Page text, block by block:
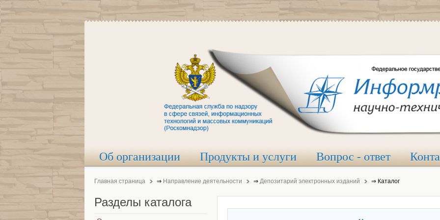
Об организации Продукты и услуги Вопрос - ответ
Главная страница ⇒ Направление деятельности ⇒ Депозитарий электронных изданий ⇒ Каталог
Разделы каталога